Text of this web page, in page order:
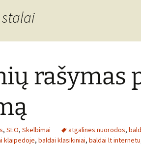
stalai
rašymas
, SEO, Skelbimai atgalines nuorodos,
klaipedoje, baldai klasikiniai, baldai lt internetu